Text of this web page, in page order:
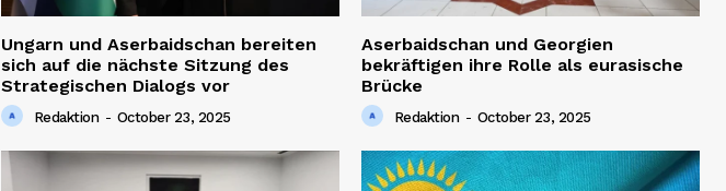
Ungarn und Aserbaidschan bereiten
sich auf die nächste Sitzung des
Strategischen Dialogs vor
Redaktion - October 23, 2025
Aserbaidschan und Georgien
bekräftigen ihre Rolle als eurasische
Brücke
Redaktion - October 23, 2025